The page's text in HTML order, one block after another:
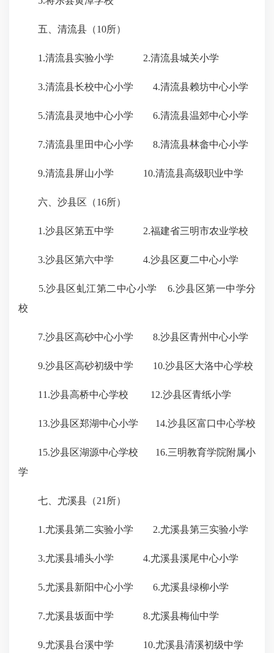
五、清流县（10所）
1.清流县实验小学 2.清流县城关小学
3.清流县长校中心小学 4.清流县赖坊中心小学
5.清流县灵地中心小学 6.清流县温郊中心小学
7.清流县里田中心小学 8.清流县林畲中心小学
9.清流县屏山小学 10.清流县高级职业中学
六、沙县区（16所）
1.沙县区第五中学 2.福建省三明市农业学校
3.沙县区第六中学 4.沙县区夏二中心小学
5.沙县区虬江第二中心小学 6.沙县区第一中学分
校
7.沙县区高砂中心小学 8.沙县区青州中心小学
9.沙县区高砂初级中学 10.沙县区大洛中心学校
11.沙县高桥中心学校 12.沙县区青纸小学
13.沙县区郑湖中心小学 14.沙县区富口中心学校
15.沙县区湖源中心学校 16.三明教育学院附属小
学
七、尤溪县（21所）
1.尤溪县第二实验小学 2.尤溪县第三实验小学
3.尤溪县埔头小学 4.尤溪县溪尾中心小学
5.尤溪县新阳中心小学 6.尤溪县绿柳小学
7.尤溪县坂面中学 8.尤溪县梅仙中学
9.尤溪县台溪中学 10.尤溪县清溪初级中学